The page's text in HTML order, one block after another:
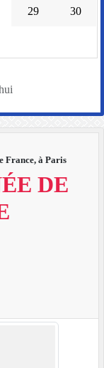
France, à Paris
DE
29 30